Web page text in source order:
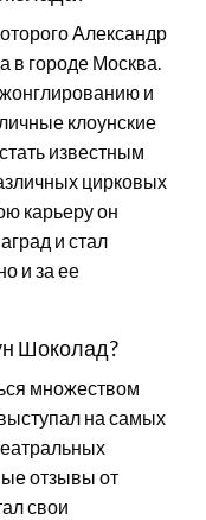
Александр
в городе Москва.
и
клоунские
известным
цирковых
карьеру он
и стал
и за ее
Шоколад?
множеством
на самых
отзывы от
свои